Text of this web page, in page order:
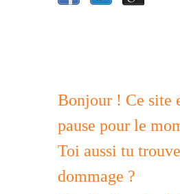
Bonjour ! Ce site
pause pour le
Toi aussi tu
dommage ?